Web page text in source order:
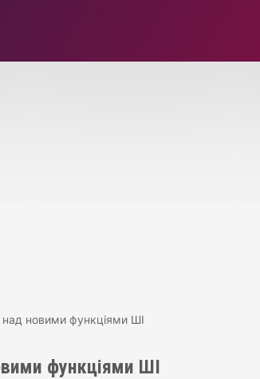
новими функціями ШІ
функціями ШІ